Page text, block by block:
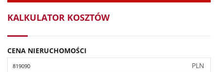
KALKULATOR KOSZTÓW
CENA NIERUCHOMOŚCI
PLN